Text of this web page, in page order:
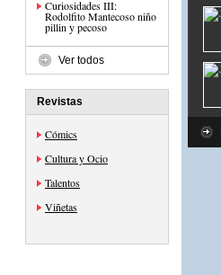
Curiosidades III:
Rodolfito Mantecoso niño
pillin y pecoso
Ver todos
Revistas
Cómics
Cultura y Ocio
Talentos
Viñetas